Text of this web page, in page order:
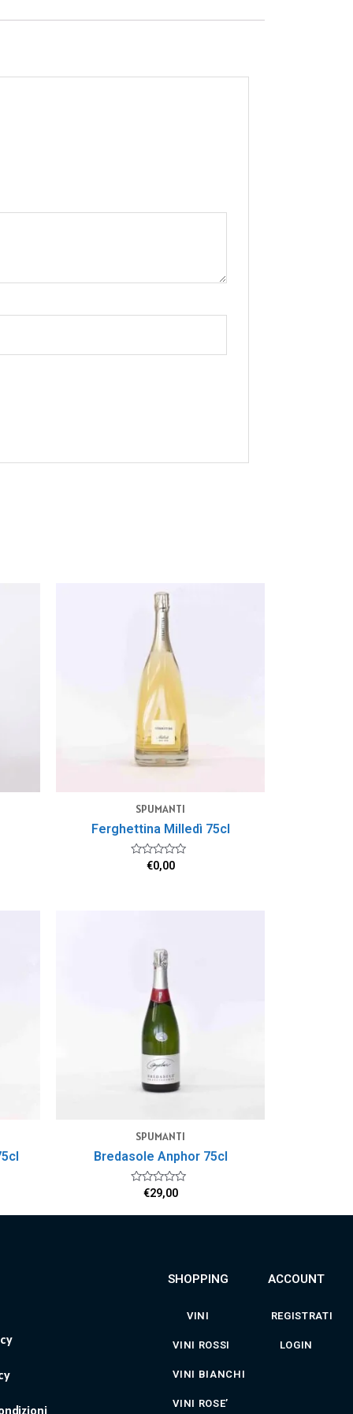
SPUMANTI
Ferghettina Milledì 75cl
Valutato
€0,00
SPUMANTI
Bredasole Anphor 75cl
Valutato
€29,00
SHOPPING
VINI
VINI ROSSI
VINI BIANCHI
VINI ROSE’
ACCOUNT
REGISTRATI
LOGIN